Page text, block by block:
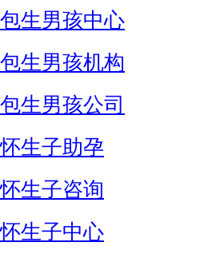
生男孩中心
生男孩机构
生男孩公司
生子助孕
生子咨询
生子中心